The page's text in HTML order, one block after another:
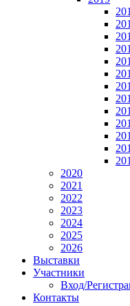
2020
2021
2022
2023
2024
2025
2026
Выставки
Участники
Вход/
Контакты